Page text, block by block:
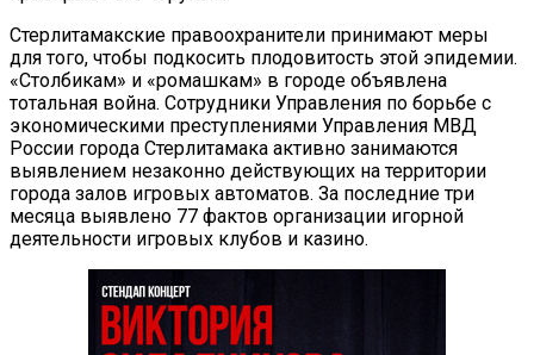
Стерлитамакские правоохранители принимают меры
для того, чтобы подкосить плодовитость этой эпидемии.
«Столбикам» и «ромашкам» в городе объявлена
тотальная война. Сотрудники Управления по борьбе с
экономическими преступлениями Управления МВД
России города Стерлитамака активно занимаются
выявлением незаконно действующих на территории
города залов игровых автоматов. За последние три
месяца выявлено 77 фактов организации игорной
деятельности игровых клубов и казино.